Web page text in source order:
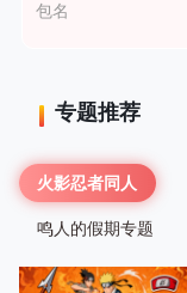
包名
专题推荐
火影忍者同人
鸣人的假期专题